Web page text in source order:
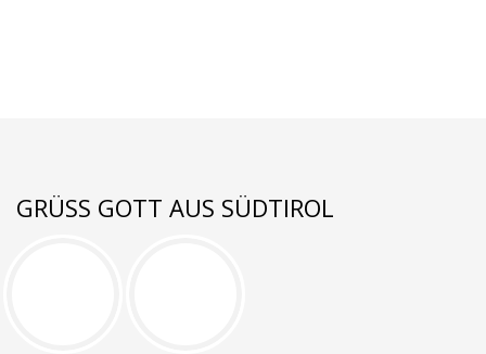
GRÜSS GOTT AUS SÜDTIROL